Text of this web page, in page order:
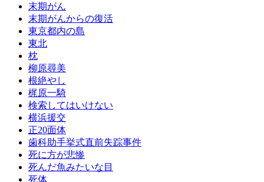
末期がん
末期がんからの復活
東京都内の島
東北
枕
柳原尋美
根絶やし
梶原一騎
検索してはいけない
横浜援交
正20面体
歯科助手挙式直前失踪事件
死に方が悲惨
死んだ魚みたいな目
死体